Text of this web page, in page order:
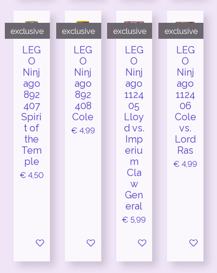
exclusive
LEG
O
Ninj
ago
892
407
Spiri
t of
the
Tem
ple
€ 4,50
In winkelwagen
exclusive
LEG
O
Ninj
ago
892
408
Cole
€ 4,99
In winkelwagen
exclusive
LEG
O
Ninj
ago
1124
05
Lloy
d vs.
Imp
eriu
m
Cla
w
Gen
eral
€ 5,99
In winkelwagen
exclusive
LEG
O
Ninj
ago
1124
06
Cole
vs.
Lord
Ras
€ 4,99
In